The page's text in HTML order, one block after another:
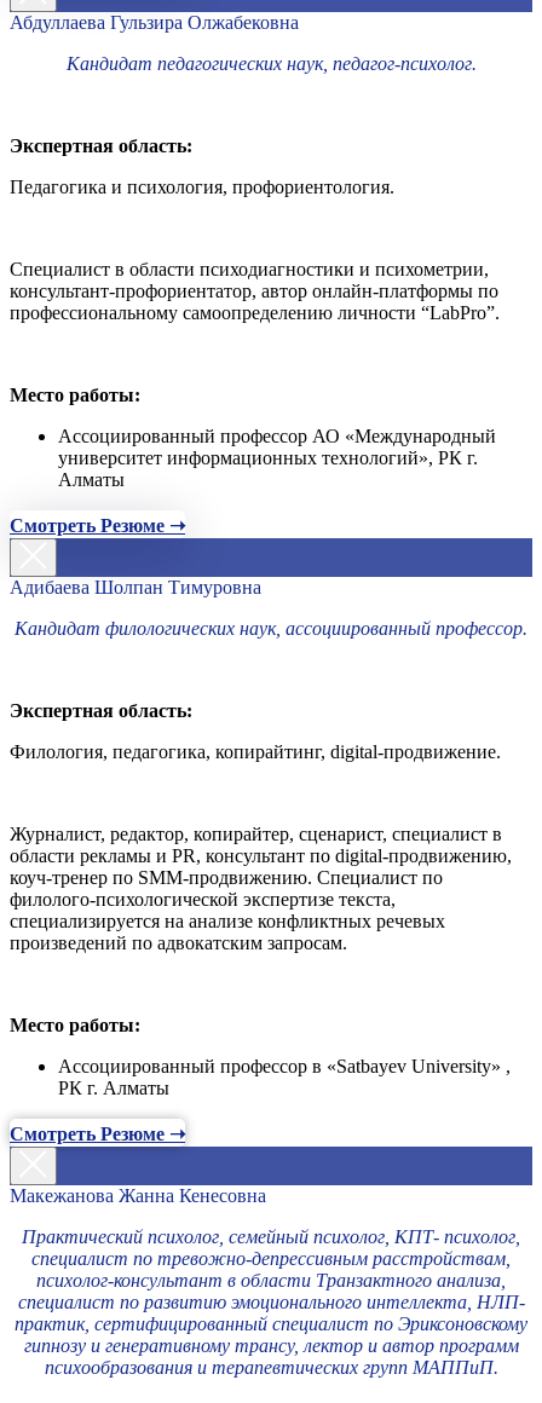
Абдуллаева Гульзира Олжабековна
Кандидат педагогических наук, педагог-психолог.
Экспертная область:
Педагогика и психология, профориентология.
Специалист в области психодиагностики и психометрии,
консультант-профориентатор, автор онлайн-платформы по
профессиональному самоопределению личности “LabPro”.
Место работы:
Ассоциированный профессор АО «Международный
университет информационных технологий», РК г.
Алматы
Смотреть Резюме ➝
Адибаева Шолпан Тимуровна
Кандидат филологических наук, ассоциированный профессор.
Экспертная область:
Филология, педагогика, копирайтинг, digital-продвижение.
Журналист, редактор, копирайтер, сценарист, специалист в
области рекламы и PR, консультант по digital-продвижению,
коуч-тренер по SMM-продвижению. Специалист по
филолого-психологической экспертизе текста,
специализируется на анализе конфликтных речевых
произведений по адвокатским запросам.
Место работы:
Ассоциированный профессор в «Satbayev University» ,
РК г. Алматы
Смотреть Резюме ➝
Макежанова Жанна Кенесовна
Практический психолог, семейный психолог, КПТ- психолог,
специалист по тревожно-депрессивным расстройствам,
психолог-консультант в области Транзактного анализа,
специалист по развитию эмоционального интеллекта, НЛП-
практик, сертифицированный специалист по Эриксоновскому
гипнозу и генеративному трансу, лектор и автор программ
психообразования и терапевтических групп МАППиП.